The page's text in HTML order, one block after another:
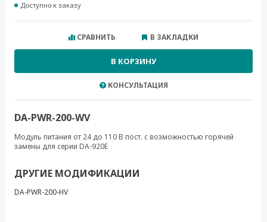
Доступно к заказу
СРАВНИТЬ В ЗАКЛАДКИ
В КОРЗИНУ
КОНСУЛЬТАЦИЯ
DA-PWR-200-WV
Модуль питания от 24 до 110 В пост. с возможностью горячей
замены для серии DA-920E
ДРУГИЕ МОДИФИКАЦИИ
DA-PWR-200-HV